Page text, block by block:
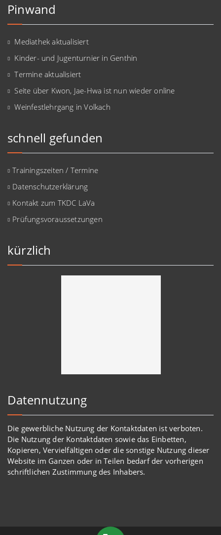
Pinwand
Mediathek aktualisiert
Kinder- und Jugenturnier in Genthin
Termine aktualisiert
Seite über Kwon, Jae-Hwa ist nun wieder online
Weinfestlehrgang in Volkach
schnell gefunden
Trainingszeiten / Termine
Datenschutzerklärung
Kontakt zum TKDC LaVa
Prüfungsvoraussetzungen
kürzlich
Datennutzung
Die gewerbliche Nutzung der Kontaktdaten ist verboten.
Die Nutzung der Kontaktdaten sowie das Einbetten,
Kopieren, Vervielfältigen oder die sonstige Nutzung dieser
Website im Ganzen oder in Teilen bedarf der vorherigen
schriftlichen Zustimmung des Inhabers.